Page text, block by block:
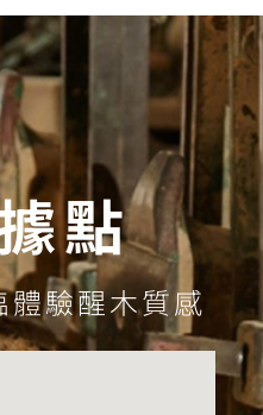
點
驗醒木質感